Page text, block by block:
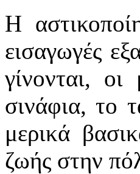
Η
εισαγωγές
γίνονται,
σινάφια, το
μερικά
ζωής στην